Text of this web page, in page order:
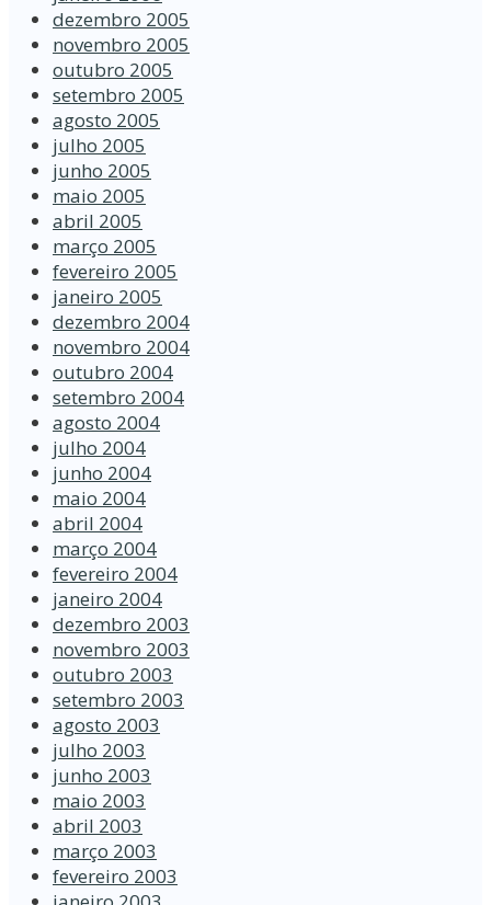
dezembro 2005
novembro 2005
outubro 2005
setembro 2005
agosto 2005
julho 2005
junho 2005
maio 2005
abril 2005
março 2005
fevereiro 2005
janeiro 2005
dezembro 2004
novembro 2004
outubro 2004
setembro 2004
agosto 2004
julho 2004
junho 2004
maio 2004
abril 2004
março 2004
fevereiro 2004
janeiro 2004
dezembro 2003
novembro 2003
outubro 2003
setembro 2003
agosto 2003
julho 2003
junho 2003
maio 2003
abril 2003
março 2003
fevereiro 2003